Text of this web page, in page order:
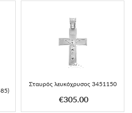
Σταυρός λευκόχρυσος 3451150
€305.00